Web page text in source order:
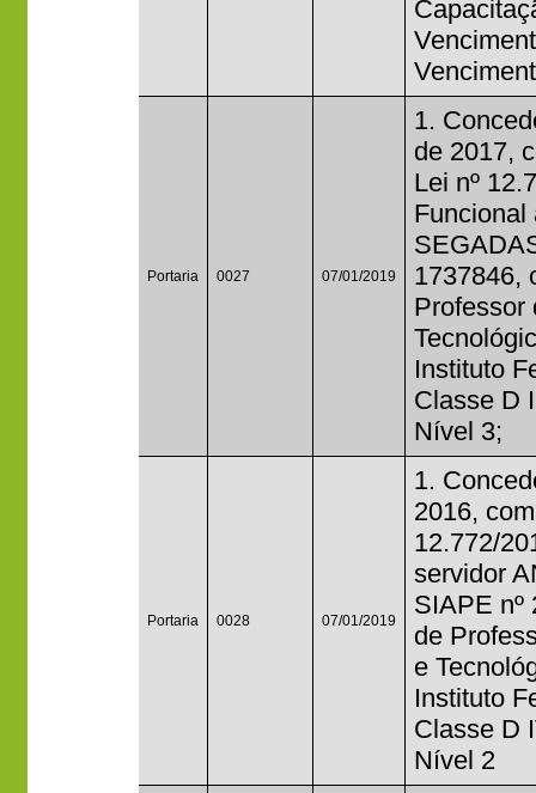
Portaria 0027 07/01/2019
1.
de 2017,
Lei nº
Funcional
1737846,
Professor
Instituto
Classe D
Nível 3;
Portaria 0028 07/01/2019
1.
2016,
12.772/
servidor
SIAPE nº
de
e
Instituto
Classe D
Nível 2